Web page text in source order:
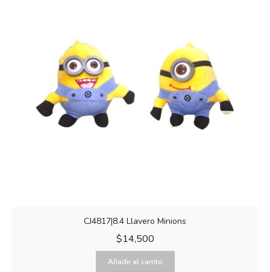
CJ4817|8.4 Llavero Minions
$14,500
Añadir al carrito